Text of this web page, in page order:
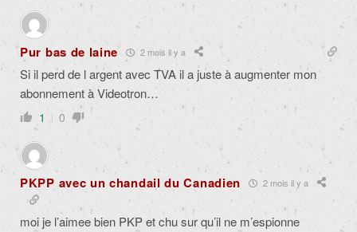
Pur bas de laine 2 mois il y a
Si il perd de l argent avec TVA il a juste à augmenter mon
abonnement à Videotron…
1 0
PKPP avec un chandail du Canadien 2 mois il y a
moi je l’aimee bien PKP et chu sur qu’il ne m’espionne